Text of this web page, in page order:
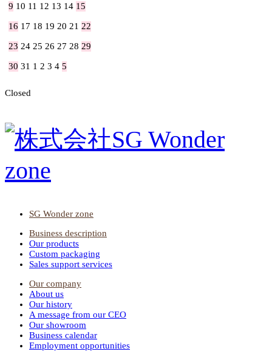
9 10 11 12 13 14 15
16 17 18 19 20 21 22
23 24 25 26 27 28 29
30 31 1 2 3 4 5
Closed
SG Wonder zone
Business description
Our products
Custom packaging
Sales support services
Our company
About us
Our history
A message from our CEO
Our showroom
Business calendar
Employment opportunities